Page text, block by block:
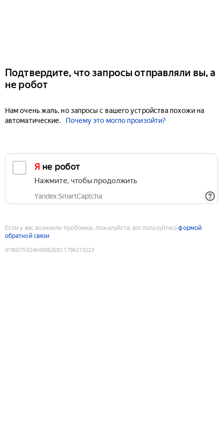
Подтвердите, что запросы отправляли вы, а
не робот
Нам очень жаль, но запросы с вашего устройства похожи на
автоматические.
Почему это могло произойти?
Я не робот
Нажмите, чтобы продолжить
Yandex SmartCaptcha
Если у вас возникли проблемы, пожалуйста, воспользуйтесьформой
обратной связи
9190275824648062692:1786213223